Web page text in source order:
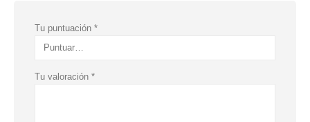
Tu puntuación *
Tu valoración *